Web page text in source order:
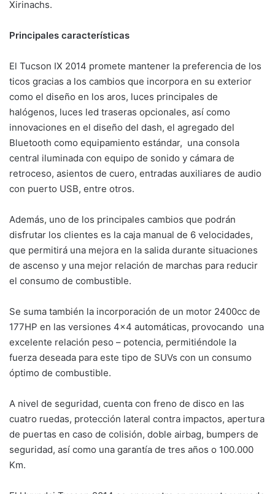
Xirinachs.
Principales características
El Tucson IX 2014 promete mantener la preferencia de los
ticos gracias a los cambios que incorpora en su exterior
como el diseño en los aros, luces principales de
halógenos, luces led traseras opcionales, así como
innovaciones en el diseño del dash, el agregado del
Bluetooth como equipamiento estándar, una consola
central iluminada con equipo de sonido y cámara de
retroceso, asientos de cuero, entradas auxiliares de audio
con puerto USB, entre otros.
Además, uno de los principales cambios que podrán
disfrutar los clientes es la caja manual de 6 velocidades,
que permitirá una mejora en la salida durante situaciones
de ascenso y una mejor relación de marchas para reducir
el consumo de combustible.
Se suma también la incorporación de un motor 2400cc de
177HP en las versiones 4×4 automáticas, provocando una
excelente relación peso – potencia, permitiéndole la
fuerza deseada para este tipo de SUVs con un consumo
óptimo de combustible.
A nivel de seguridad, cuenta con freno de disco en las
cuatro ruedas, protección lateral contra impactos, apertura
de puertas en caso de colisión, doble airbag, bumpers de
seguridad, así como una garantía de tres años o 100.000
Km.